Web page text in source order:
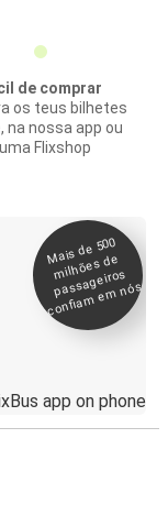
de comprar
os teus bilhetes
na nossa app ou
Flixshop
Mais de 500
milhões de
passageiros
confia
m e
m nós